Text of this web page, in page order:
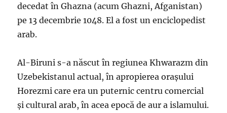
decedat în Ghazna (acum Ghazni, Afganistan)
pe 13 decembrie 1048. El a fost un enciclopedist
arab.
Al-Biruni s-a născut în regiunea Khwarazm din
Uzebekistanul actual, în apropierea orașului
Horezmi care era un puternic centru comercial
și cultural arab, în acea epocă de aur a islamului.